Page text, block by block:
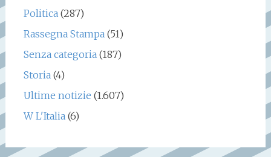
Politica(287)
Rassegna Stampa(51)
Senza categoria(187)
Storia(4)
Ultime notizie (1.607)
W L'Italia(6)